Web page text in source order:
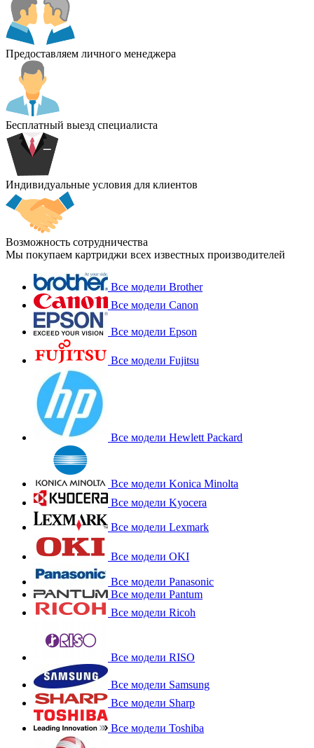
Предоставляем личного менеджера
Бесплатный выезд специалиста
Индивидуальные условия для клиентов
Возможность сотрудничества
Мы покупаем картриджи всех известных производителей
Все модели Brother
Все модели Canon
Все модели Epson
Все модели Fujitsu
Все модели Hewlett Packard
Все модели Konica Minolta
Все модели Kyocera
Все модели Lexmark
Все модели OKI
Все модели Panasonic
Все модели Pantum
Все модели Ricoh
Все модели RISO
Все модели Samsung
Все модели Sharp
Все модели Toshiba